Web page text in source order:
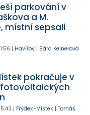
parkování v
a M.
místní sepsali
| Havířov| Bára Kelnerová
pokračuje v
| Frýdek-Místek| Tomáš